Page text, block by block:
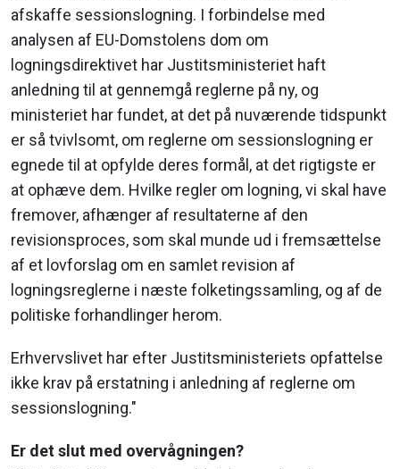
afskaffe sessionslogning. I forbindelse med
analysen af EU-Domstolens dom om
logningsdirektivet har Justitsministeriet haft
anledning til at gennemgå reglerne på ny, og
ministeriet har fundet, at det på nuværende tidspunkt
er så tvivlsomt, om reglerne om sessionslogning er
egnede til at opfylde deres formål, at det rigtigste er
at ophæve dem. Hvilke regler om logning, vi skal have
fremover, afhænger af resultaterne af den
revisionsproces, som skal munde ud i fremsættelse
af et lovforslag om en samlet revision af
logningsreglerne i næste folketingssamling, og af de
politiske forhandlinger herom.
Erhvervslivet har efter Justitsministeriets opfattelse
ikke krav på erstatning i anledning af reglerne om
sessionslogning."
Er det slut med overvågningen?